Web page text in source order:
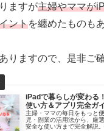
ますが主婦やママが
ントを纏めたものも
りますので、是非ご
iPadで暮らしが変わる
使い方＆アプリ完全ガ
主婦・ママの毎日をもっと
児・副業の活用法から、厳
安全な使い方まで完全解説